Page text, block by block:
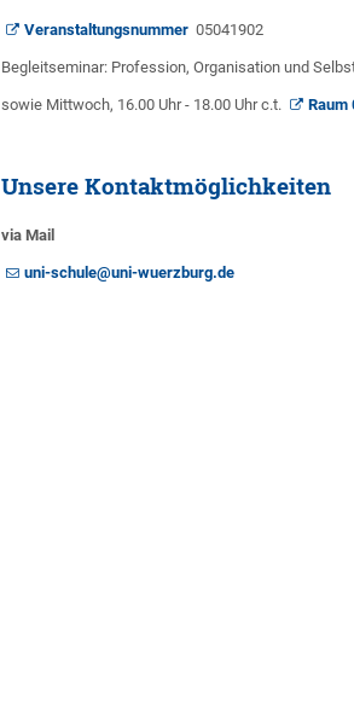
Veranstaltungsnummer 05041902
Begleitseminar: Profession, Organisation und
sowie Mittwoch, 16.00 Uhr - 18.00 Uhr c.t. Raum
Unsere Kontaktmöglichkeiten
via Mail
uni-schule@uni-wuerzburg.de